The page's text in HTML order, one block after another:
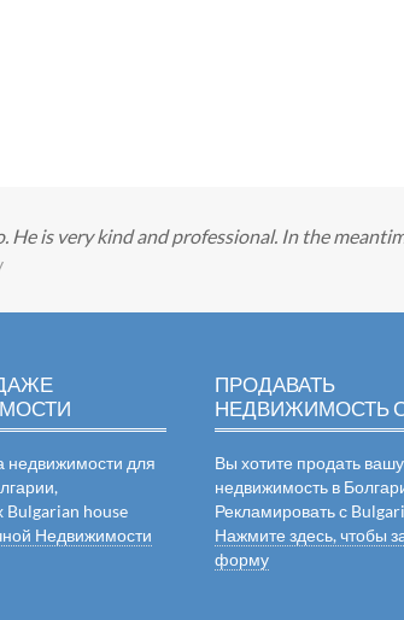
is very kind and professional. In the
недвижимости для
house
Недвижимости
ПРОДАВАТЬ
НЕДВИЖИМОСТЬ
Вы хотите продать вашу
недвижимость в
Рекламировать с
Нажмите здесь, чтобы
форму